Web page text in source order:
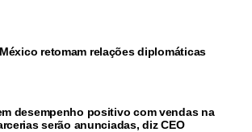
retomam relações diplomáticas
desempenho positivo com vendas na
serão anunciadas, diz CEO